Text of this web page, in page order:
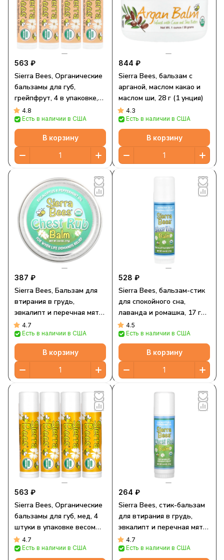
563 ₽
Sierra Bees, Органические
бальзамы для губ,
грейпфрут, 4 в упаковке,
4,25 г каждый
4.8
Есть в наличии в США
В корзину
844 ₽
Sierra Bees, бальзам с
арганой, маслом какао и
маслом ши, 28 г (1 унция)
4.3
Есть в наличии в США
В корзину
387 ₽
Sierra Bees, Бальзам для
втирания в грудь,
эвкалипт и перечная мята,
17 г (0,6 унции)
4.7
Есть в наличии в США
В корзину
528 ₽
Sierra Bees, бальзам-стик
для спокойного сна,
лаванда и ромашка, 17 г
(0,6 унции)
4.5
Есть в наличии в США
В корзину
563 ₽
Sierra Bees, Органические
бальзамы для губ, мед, 4
штуки в упаковке весом
0,15 унции (4,25 г) каждая
4.7
Есть в наличии в США
264 ₽
Sierra Bees, стик-бальзам
для втирания в грудь,
эвкалипт и перечная мята,
17 г (0,6 унции)
4.7
Есть в наличии в США